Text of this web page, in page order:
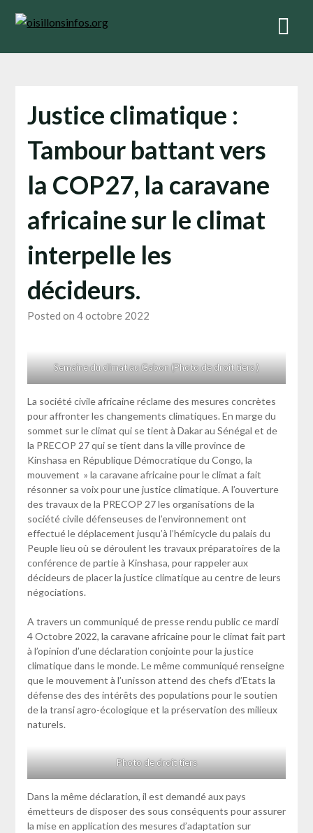
Justice climatique :
Tambour battant vers
la COP27, la caravane
africaine sur le climat
interpelle les
décideurs.
Posted on 4 octobre 2022
Semaine du climat au Gabon (Photo de droit tiers )
La société civile africaine réclame des mesures concrètes
pour affronter les changements climatiques. En marge du
sommet sur le climat qui se tient à Dakar au Sénégal et de
la PRECOP 27 qui se tient dans la ville province de
Kinshasa en République Démocratique du Congo, la
mouvement » la caravane africaine pour le climat a fait
résonner sa voix pour une justice climatique. A l’ouverture
des travaux de la PRECOP 27 les organisations de la
société civile défenseuses de l’environnement ont
effectué le déplacement jusqu’à l’hémicycle du palais du
Peuple lieu où se déroulent les travaux préparatoires de la
conférence de partie à Kinshasa, pour rappeler aux
décideurs de placer la justice climatique au centre de leurs
négociations.
A travers un communiqué de presse rendu public ce mardi
4 Octobre 2022, la caravane africaine pour le climat fait part
à l’opinion d’une déclaration conjointe pour la justice
climatique dans le monde. Le même communiqué renseigne
que le mouvement à l’unisson attend des chefs d’Etats la
défense des des intérêts des populations pour le soutien
de la transi agro-écologique et la préservation des milieux
naturels.
Photo de droit tiers
Dans la même déclaration, il est demandé aux pays
émetteurs de disposer des sous conséquents pour assurer
la mise en application des mesures d’adaptation sur